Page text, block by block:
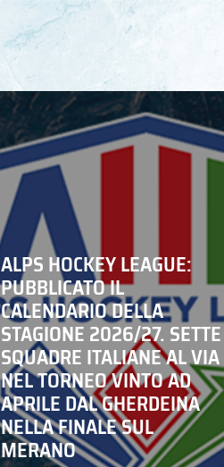
ALPS HOCKEY LEAGUE:
PUBBLICATO IL
CALENDARIO DELLA
STAGIONE 2026/27. SETTE
SQUADRE ITALIANE AL VIA
NEL TORNEO VINTO AD
APRILE DAL GHERDEINA
NELLA FINALE SUL
MERANO